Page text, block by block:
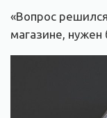
«Вопрос
магазине,